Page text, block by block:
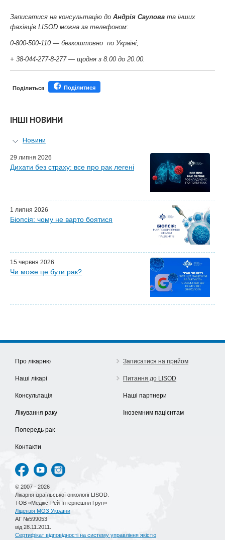
Записатися на консультацію до Андрія Саулова та інших
фахівців LISOD можна за телефоном:
0-800-500-110 — безкоштовно по Україні;
+ 38-044-277-8-277 — щодня з 8.00 до 20.00.
Поділиться Поділитися
ІНШІ НОВИНИ
Новини
Персональний гід
Майстер-класи для лікарів
Партнери LISOD
29 липня 2026
Дихати без страху: все про рак легені
1 липня 2026
Біопсія: чому не варто боятися
15 червня 2026
Чи може це бути рак?
Про лікарню
Наші лікарі
Консультація
Лікування раку
Попередь рак
Контакти
Записатися на прийом
Питання до LISOD
Наші партнери
Іноземним пацієнтам
© 2007 - 2026
Лікарня ізраїльської онкології LISOD.
ТОВ «Медікс-Рей Інтернешнл Груп»
Ліцензія МОЗ України
АГ №599053
від 28.11.2011.
Сертифікат відповідності на систему управління якістю